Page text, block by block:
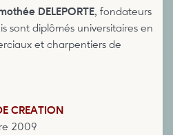
DELEPORTE, fondateurs
sont diplômés universitaires en
et charpentiers de
CREATION
2009